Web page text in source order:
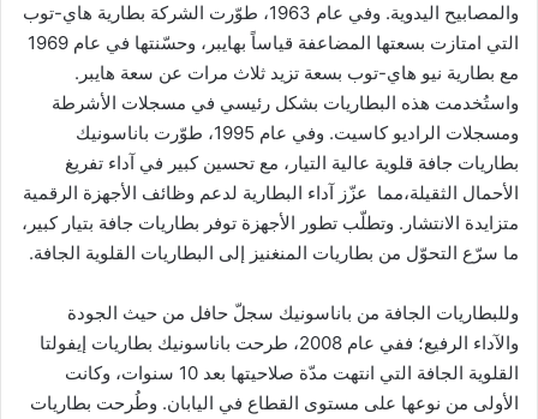
والمصابيح اليدوية. وفي عام 1963، طوّرت الشركة بطارية هاي-توب
التي امتازت بسعتها المضاعفة قياساً بهايبر، وحسّنتها في عام 1969
مع بطارية نيو هاي-توب بسعة تزيد ثلاث مرات عن سعة هايبر.
واستُخدمت هذه البطاريات بشكل رئيسي في مسجلات الأشرطة
ومسجلات الراديو كاسيت. وفي عام 1995، طوّرت باناسونيك
بطاريات جافة قلوية عالية التيار، مع تحسين كبير في آداء تفريغ
الأحمال الثقيلة،مما عزّز آداء البطارية لدعم وظائف الأجهزة الرقمية
متزايدة الانتشار. وتطلّب تطور الأجهزة توفر بطاريات جافة بتيار كبير،
ما سرّع التحوّل من بطاريات المنغنيز إلى البطاريات القلوية الجافة.
وللبطاريات الجافة من باناسونيك سجلّ حافل من حيث الجودة
والآداء الرفيع؛ ففي عام 2008، طرحت باناسونيك بطاريات إيفولتا
القلوية الجافة التي انتهت مدّة صلاحيتها بعد 10 سنوات، وكانت
الأولى من نوعها على مستوى القطاع في اليابان. وطُرحت بطاريات